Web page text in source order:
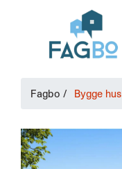
Fagbo / Bygge hus